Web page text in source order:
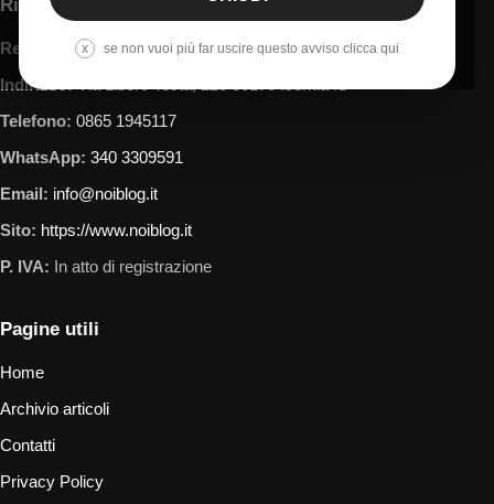
x se non vuoi più far uscire questo avviso clicca qui
Riferimenti
Responsabile:NoiBlkog by Caludio Varriano
Indirizzo:Via Libero Testa, 223 86170 Isernia IS
Telefono: 0865 1945117
WhatsApp: 340 3309591
Email: info@noiblog.it
Sito: https://www.noiblog.it
P. IVA: In atto di registrazione
Pagine utili
Home
Archivio articoli
Contatti
Privacy Policy